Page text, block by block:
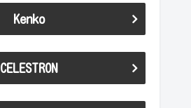
Kenko
CELESTRON